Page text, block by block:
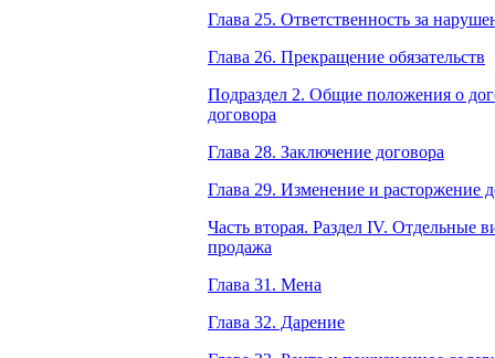
Глава 25. Ответственность за
Глава 26. Прекращение обязательств
Подраздел 2. Общие положения о
договора
Глава 28. Заключение договора
Глава 29. Изменение и расторжение
Часть вторая. Раздел IV. Отдельные
продажа
Глава 31. Мена
Глава 32. Дарение